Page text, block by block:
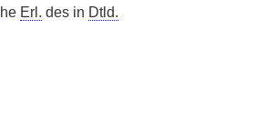
Erl. des in Dtld.